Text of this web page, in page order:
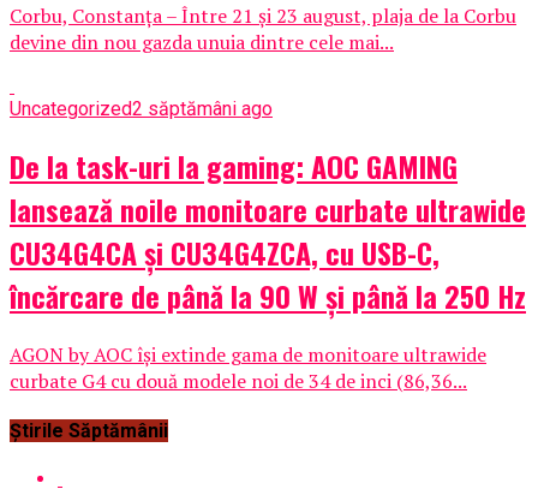
Corbu, Constanța – Între 21 și 23 august, plaja de la Corbu
devine din nou gazda unuia dintre cele mai...
Uncategorized2 săptămâni ago
De la task-uri la gaming: AOC GAMING
lansează noile monitoare curbate ultrawide
CU34G4CA și CU34G4ZCA, cu USB-C,
încărcare de până la 90 W și până la 250 Hz
AGON by AOC își extinde gama de monitoare ultrawide
curbate G4 cu două modele noi de 34 de inci (86,36...
Știrile Săptămânii